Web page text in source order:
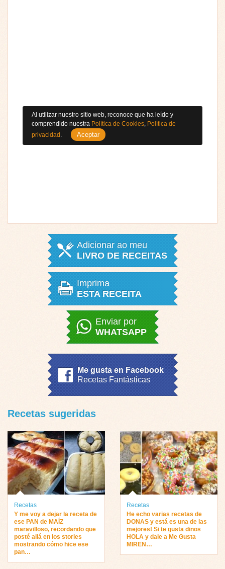
Adicionar ao meu
LIVRO DE RECEITAS
Imprima
ESTA RECEITA
Enviar por
WHATSAPP
Me gusta en Facebook
Recetas Fantásticas
Recetas sugeridas
Recetas
Y me voy a dejar la receta de
ese PAN de MAÍZ
maravilloso, recordando que
posté allá en los stories
mostrando cómo hice ese
pan…
Recetas
He echo varias recetas de
DONAS y está es una de las
mejores! Si te gusta dinos
HOLA y dale a Me Gusta
MIREN…
Al utilizar nuestro sitio web, reconoce que ha leído y
comprendido nuestra Política de Cookies Política de
privacidad
Aceptar